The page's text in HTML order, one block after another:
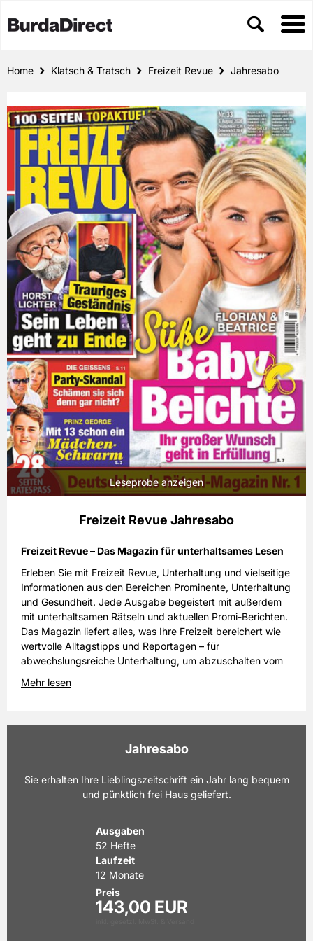
Home Klatsch & Tratsch Freizeit Revue Jahresabo
Leseprobe anzeigen
Freizeit Revue Jahresabo
Freizeit Revue – Das Magazin für unterhaltsames Lesen
Erleben Sie mit Freizeit Revue, Unterhaltung und vielseitige
Informationen aus den Bereichen Prominente, Unterhaltung
und Gesundheit. Jede Ausgabe begeistert mit außerdem
mit unterhaltsamen Rätseln und aktuellen Promi-Berichten.
Das Magazin liefert alles, was Ihre Freizeit bereichert wie
wertvolle Alltagstipps und Reportagen – für
abwechslungsreiche Unterhaltung, um abzuschalten vom
Alltag.
Mehr lesen
Jahresabo
Sie erhalten Ihre Lieblingszeitschrift ein Jahr lang bequem
und pünktlich frei Haus geliefert.
Ausgaben
52 Hefte
Laufzeit
12 Monate
Preis
143,00 EUR